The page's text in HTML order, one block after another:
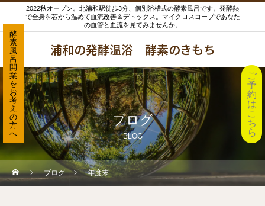
2022秋オープン。北浦和駅徒歩3分、個別浴槽式の酵素風呂です。発酵熱
で全身を芯から温めて血流改善＆デトックス。マイクロスコープであなた
の血管と血流を見てみませんか。
浦和の発酵温浴 酵素のきもち
ブログ
BLOG
ブログ 年度末
ご
予
約
は
こ
ち
ら
酵
素
風
呂
開
業
を
お
考
え
の
方
へ